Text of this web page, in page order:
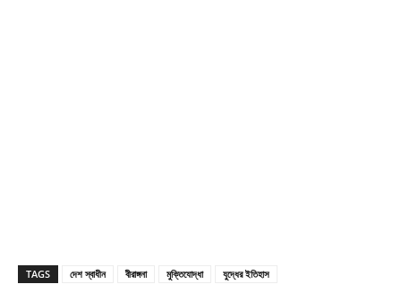
TAGS দেশ স্বাধীন বীরাঙ্গনা মুক্তিযোদ্ধা যুদ্ধের ইতিহাস